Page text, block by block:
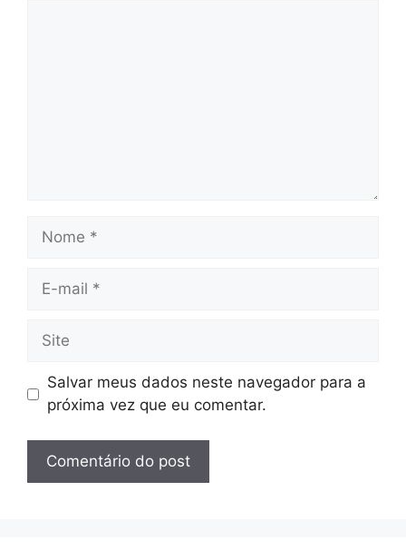
Nome
Site
Salvar meus dados neste navegador para a
próxima vez que eu comentar.